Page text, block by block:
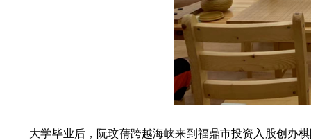
大学毕业后，阮玟蒨跨越海峡来到福鼎市投资入股创办棋